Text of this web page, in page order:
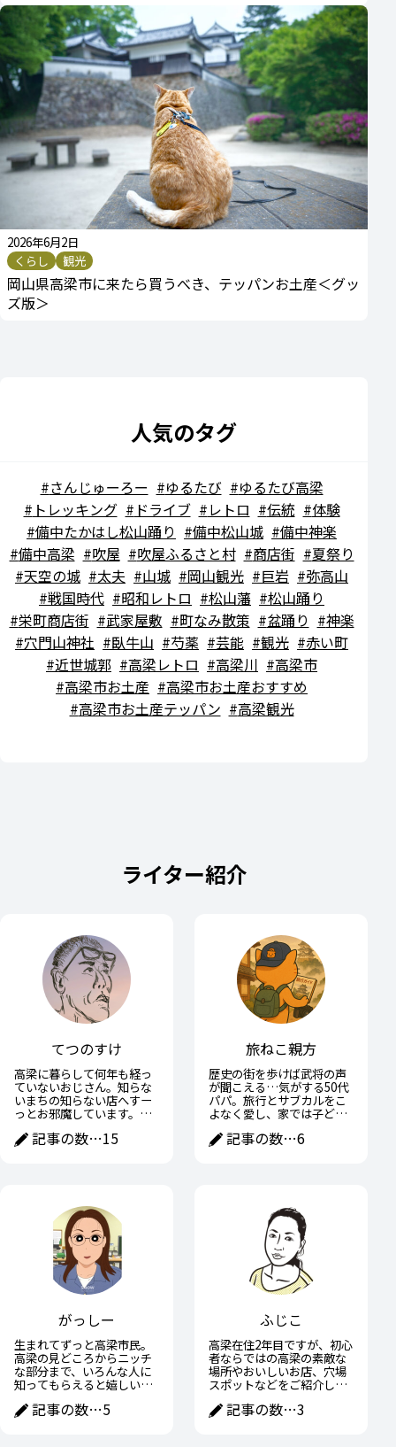
2026年6月2日
くらし
観光
岡山県高梁市に来たら買うべき、テッパンお土産＜グッ
ズ版＞
人気のタグ
さんじゅーろー ゆるたび
ゆるたび高梁
トレッキング
ドライブ レトロ 伝統
体験
備中たかはし松山踊り
備中松山城
備中神楽
備中高梁
吹屋 吹屋ふるさと村 商店街
夏祭り
天空の城
太夫 山城 岡山観光 巨岩
弥高山
戦国時代
昭和レトロ 松山藩
松山踊り
栄町商店街
武家屋敷 町なみ散策 盆踊り
神楽
穴門山神社
臥牛山 芍薬 芸能 観光
赤い町
近世城郭
高梁レトロ 高梁川
高梁市
高梁市お土産
高梁市お土産おすすめ
高梁市お土産テッパン
高梁観光
ライター紹介
てつのすけ
高梁に暮らして何年も経っ
ていないおじさん。知らな
いまちの知らない店へすー
っとお邪魔しています。高
おじさんなりに紹介できた
記事の数…15
旅ねこ親方
歴史の街を歩けば武将の声
が聞こえる…気がする50代
パパ。旅行とサブカルをこ
よなく愛し、家では子ども
かに戦国武将の子育て術に
記事の数…6
がっしー
生まれてずっと高梁市民。
高梁の見どころからニッチ
な部分まで、いろんな人に
知ってもらえると嬉しいで
記事の数…5
ふじこ
高梁在住2年目ですが、初心
者ならではの高梁の素敵な
場所やおいしいお店、穴場
スポットなどをご紹介して
記事の数…3